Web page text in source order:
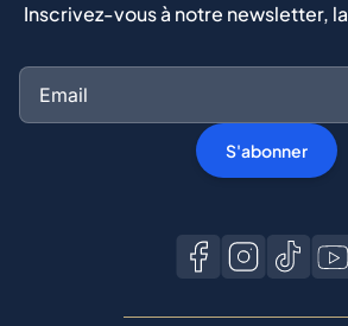
Inscrivez-vous à notre newsletter,
S'abonner